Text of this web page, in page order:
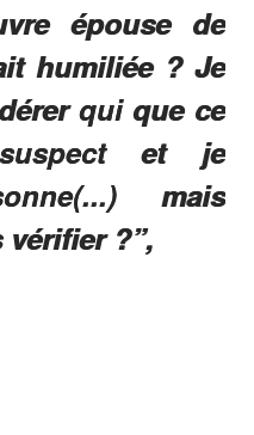
épouse de
humiliée ? Je
qui que ce
et je
mais
?”,